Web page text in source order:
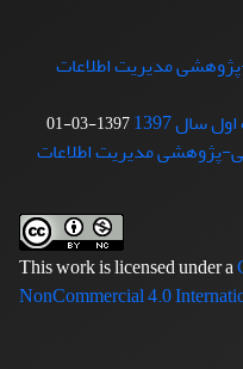
مدیریت اطلاعات
سال 1397 1397-03-01
پژوهشی مدیریت اطلاعات
This work is licensed under a
NonCommercial 4.0